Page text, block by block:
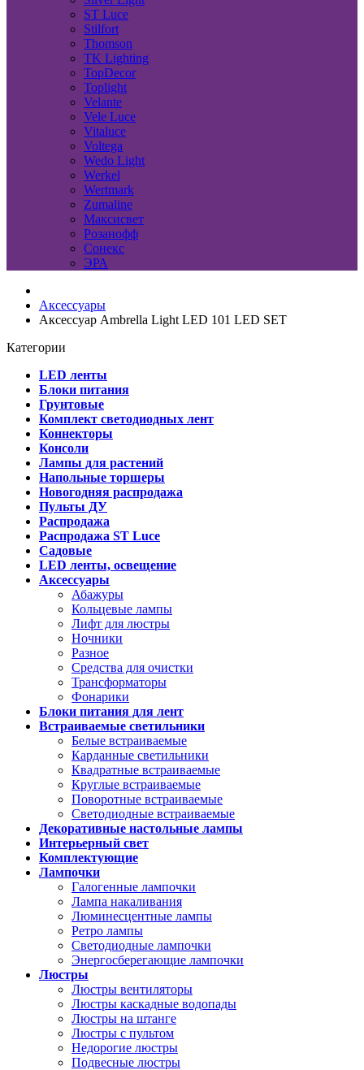
ST Luce
Stilfort
Thomson
TK Lighting
TopDecor
Toplight
Velante
Vele Luce
Vitaluce
Voltega
Wedo Light
Werkel
Wertmark
Zumaline
Максисвет
Розанофф
Сонекс
ЭРА
Аксессуары
Аксессуар Ambrella Light LED 101 LED SET
Категории
LED ленты
Блоки питания
Грунтовые
Комплект светодиодных лент
Коннекторы
Консоли
Лампы для растений
Напольные торшеры
Новогодняя распродажа
Пульты ДУ
Распродажа
Распродажа ST Luce
Садовые
LED ленты, освещение
Аксессуары
Абажуры
Кольцевые лампы
Лифт для люстры
Ночники
Разное
Средства для очистки
Трансформаторы
Фонарики
Блоки питания для лент
Встраиваемые светильники
Белые встраиваемые
Карданные светильники
Квадратные встраиваемые
Круглые встраиваемые
Поворотные встраиваемые
Светодиодные встраиваемые
Декоративные настольные лампы
Интерьерный свет
Комплектующие
Лампочки
Галогенные лампочки
Лампа накаливания
Люминесцентные лампы
Ретро лампы
Светодиодные лампочки
Энергосберегающие лампочки
Люстры
Люстры вентиляторы
Люстры каскадные водопады
Люстры на штанге
Люстры с пультом
Недорогие люстры
Подвесные люстры